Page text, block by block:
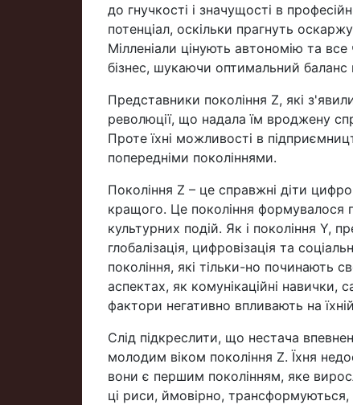
до гнучкості і значущості в
потенціал, оскільки прагнуть
Мілленіали цінують автономію та
бізнес, шукаючи оптимальний
Представники покоління Z, які
революції, що надала їм вроджену
Проте їхні можливості в
попередніми поколіннями.
Покоління Z – це справжні діти
кращого. Це покоління формувалося
культурних подій. Як і покоління Y,
глобалізація, цифровізація та
покоління, які тільки-но починають
аспектах, як комунікаційні навички,
фактори негативно впливають на
Слід підкреслити, що нестача
молодим віком покоління Z. Їхня
вони є першим поколінням, яке
ці риси, ймовірно, трансформуються,